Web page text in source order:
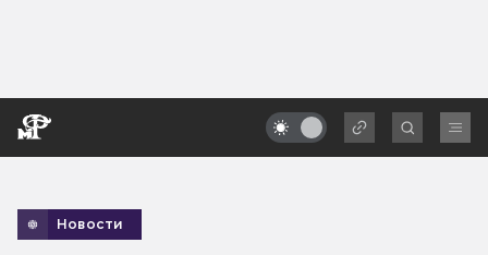
Новости